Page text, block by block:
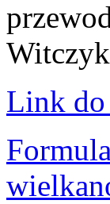
Link